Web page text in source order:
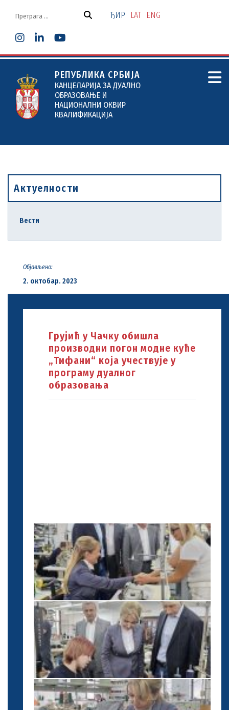
ЂИР LAT ENG
РЕПУБЛИКА СРБИЈА
КАНЦЕЛАРИЈА ЗА ДУАЛНО
ОБРАЗОВАЊЕ И
НАЦИОНАЛНИ ОКВИР
КВАЛИФИКАЦИЈА
Актуелности
Вести
Објављено:
2. октобар. 2023
Грујић у Чачку обишла
производни погон модне куће
„Тифани“ која учествује у
програму дуалног
образовања